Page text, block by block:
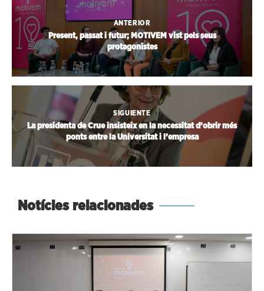
ANTERIOR
Present, passat i futur; MOTIVEM vist pels seus
protagonistes
SIGUIENTE
La presidenta de Crue insisteix en la necessitat d’obrir més
ponts entre la Universitat i l’empresa
Notícies relacionades